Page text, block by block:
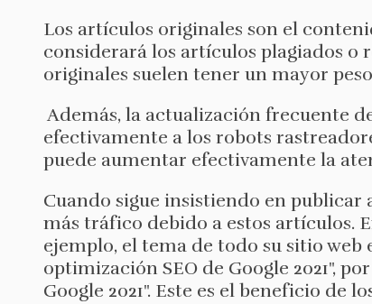
Los artículos originales son el
considerará los artículos plagiados
originales suelen tener un mayor
Además, la actualización frecuente
efectivamente a los robots
puede aumentar efectivamente la
Cuando sigue insistiendo en
más tráfico debido a estos artículos.
ejemplo, el tema de todo su sitio web
optimización SEO de Google 2021",
Google 2021". Este es el beneficio de